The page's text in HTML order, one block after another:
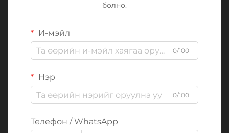
болно.
И-мэйл
0/100
Нэр
0/100
Телефон / WhatsApp